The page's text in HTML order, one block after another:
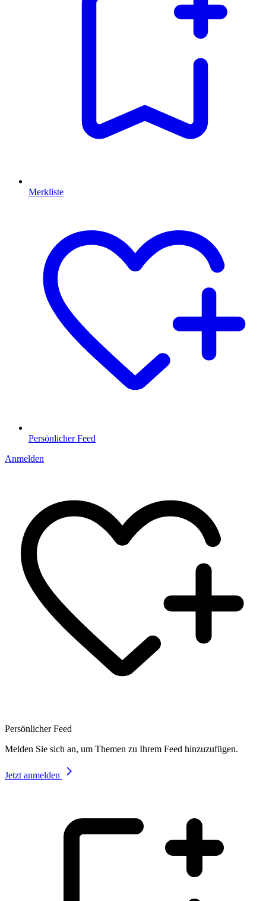
Merkliste
Persönlicher Feed
Anmelden
Persönlicher Feed
Melden Sie sich an, um Themen zu Ihrem Feed hinzuzufügen.
Jetzt anmelden